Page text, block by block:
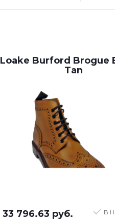
Loake Burford Brogue
Tan
В
33 796.63 руб.